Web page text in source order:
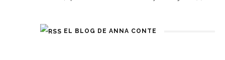
EL BLOG DE ANNA CONTE